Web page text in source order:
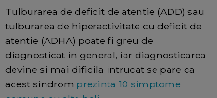
Tulburarea de deficit de atentie (ADD) sau
tulburarea de hiperactivitate cu deficit de
atentie (ADHA) poate fi greu de
diagnosticat in general, iar diagnosticarea
devine si mai dificila intrucat se pare ca
acest sindrom prezinta 10 simptome